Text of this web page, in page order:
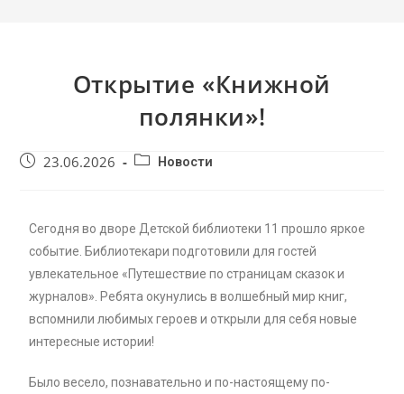
Открытие «Книжной
полянки»!
23.06.2026 Новости
Сегодня во дворе Детской библиотеки 11 прошло яркое
событие. Библиотекари подготовили для гостей
увлекательное «Путешествие по страницам сказок и
журналов». Ребята окунулись в волшебный мир книг,
вспомнили любимых героев и открыли для себя новые
интересные истории!
Было весело, познавательно и по-настоящему по-